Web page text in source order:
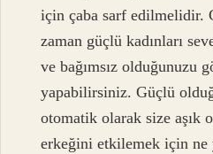
için çaba sarf edilmelidir.
zaman güçlü kadınları
ve bağımsız olduğunuzu
yapabilirsiniz. Güçlü
otomatik olarak size aşık
erkeğini etkilemek için ne